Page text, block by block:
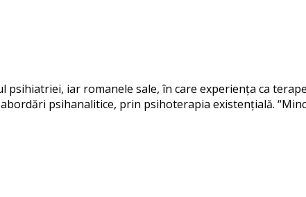
iar romanele sale, în care experiența ca
psihanalitice, prin psihoterapia existențială.